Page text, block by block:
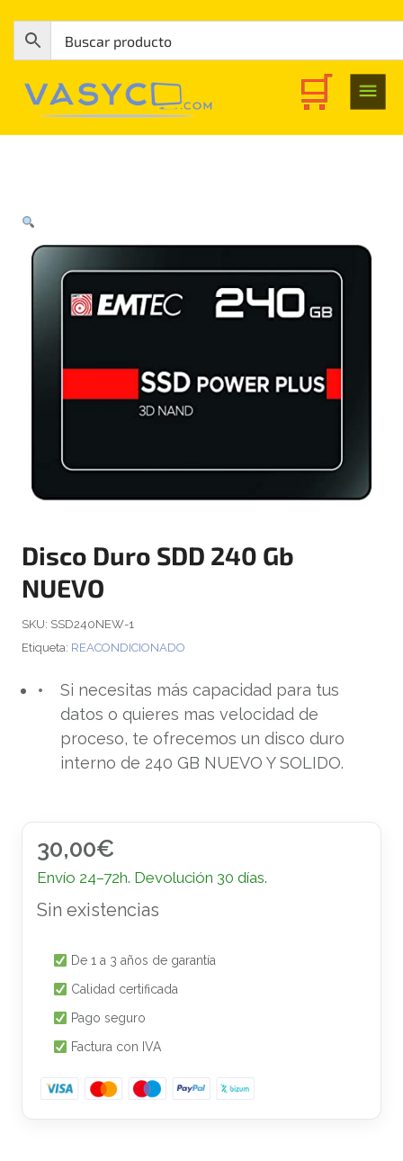
Disco Duro SDD 240 Gb
NUEVO
SKU: SSD240NEW-1
Etiqueta: REACONDICIONADO
Si necesitas más capacidad para tus
datos o quieres mas velocidad de
proceso, te ofrecemos un disco duro
interno de 240 GB NUEVO Y SOLIDO.
30,00€
Envío 24–72h. Devolución 30 días.
Sin existencias
De 1 a 3 años de garantía
Calidad certificada
Pago seguro
Factura con IVA